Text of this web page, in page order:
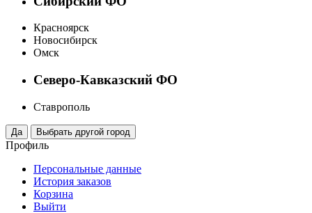
Красноярск
Новосибирск
Омск
Северо-Кавказский ФО
Ставрополь
Профиль
Персональные данные
История заказов
Корзина
Выйти